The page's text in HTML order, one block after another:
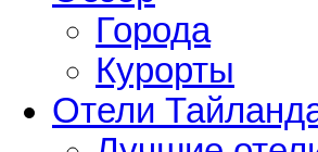
Города
Курорты
Отели